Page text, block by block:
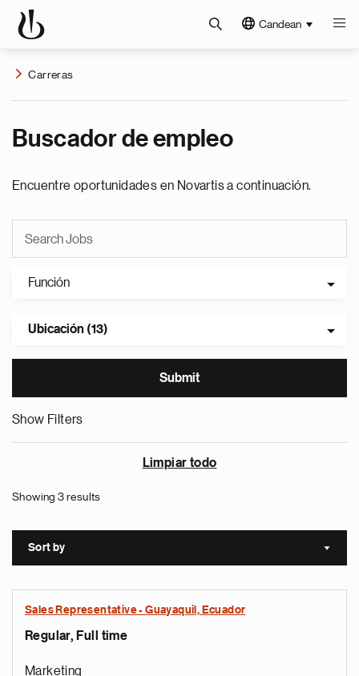
Candean
Carreras
Buscador de empleo
Encuentre oportunidades en Novartis a continuación.
Función
Ubicación (13)
Show Filters
Limpiar todo
Showing 3 results
Sort by Sort
Sales Representative - Guayaquil, Ecuador
Regular, Full time
Marketing